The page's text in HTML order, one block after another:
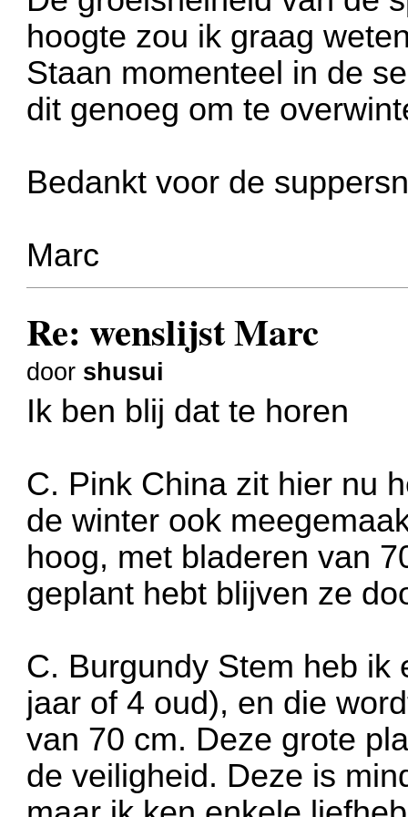
hoogte zou ik graag
Staan momenteel in de
dit genoeg om te
Bedankt voor de
Marc
Re: wenslijst Marc
door shusui
Ik ben blij dat te horen
C. Pink China zit hier nu
de winter ook
hoog, met bladeren van
geplant hebt blijven ze
C. Burgundy Stem heb ik
jaar of 4 oud), en die
van 70 cm. Deze grote
de veiligheid. Deze is